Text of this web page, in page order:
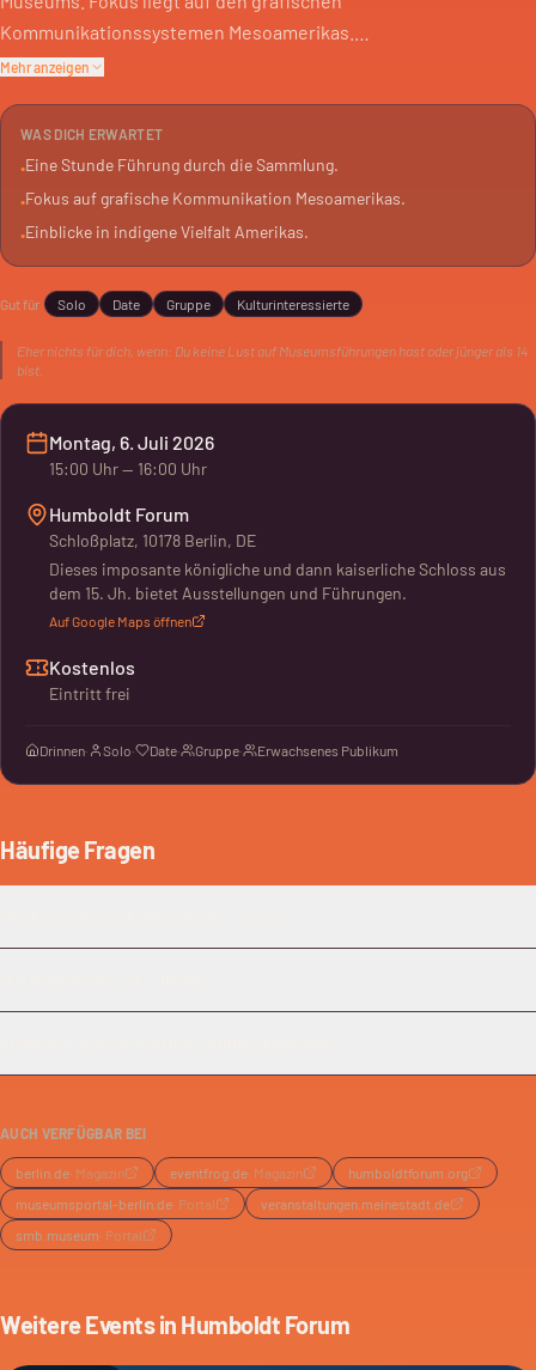
Kommunikationssystemen Mesoamerikas.
erfährst mehr über die Geschichten und Kulturen
verschiedener Regionen Amerikas. Ein Blick hinter die
Exponate.
Die Führung ist auf Deutsch. Maximal 25 Teilnehmer. Für alle ab
Ausstellungsstücke.
Mehr anzeigen
WAS DICH ERWARTET
•Eine Stunde Führung durch die Sammlung.
•Fokus auf grafische Kommunikation Mesoamerikas.
•Einblicke in indigene Vielfalt Amerikas.
Gut für Solo Date Gruppe Kulturinteressierte
Eher nichts für dich, wenn: Du keine Lust auf Museumsführungen hast oder jünger als 14
bist.
Montag, 6. Juli 2026
15:00 Uhr— 16:00 Uhr
Humboldt Forum
Schloßplatz, 10178 Berlin, DE
Dieses imposante königliche und dann kaiserliche Schloss aus
dem 15. Jh. bietet Ausstellungen und Führungen.
Auf Google Maps öffnen
Kostenlos
Eintritt frei
Drinnen· Solo· Date· Gruppe· Erwachsenes Publikum
Häufige Fragen
AUCH VERFÜGBAR BEI
berlin.de· Magazin eventfrog.de· Magazin
humboldtforum.org
museumsportal-berlin.de· Portal
veranstaltungen.meinestadt.de
smb.museum· Portal
Weitere Events in Humboldt Forum